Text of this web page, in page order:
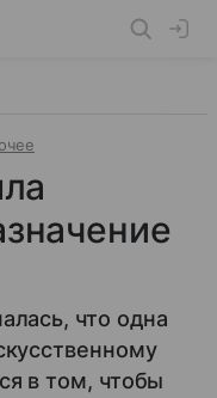
что одна
в том, чтобы